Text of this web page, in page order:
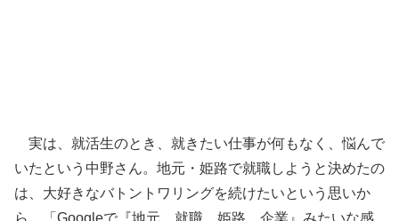
実は、就活生のとき、就きたい仕事が何もなく、悩んで
いたという中野さん。地元・姫路で就職しようと決めたの
は、大好きなバトントワリングを続けたいという思いか